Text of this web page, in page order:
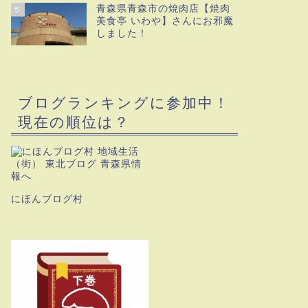
5
青森県青森市の焼肉店【焼肉
美食亭 いわや】さんにお邪魔
しました！
ブログランキングに参加中！
現在の順位は？
にほんブログ村